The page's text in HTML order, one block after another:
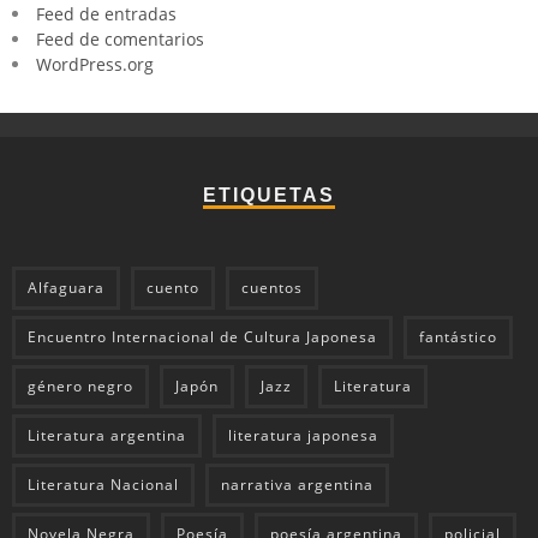
Feed de entradas
Feed de comentarios
WordPress.org
ETIQUETAS
Alfaguara cuento cuentos
Encuentro Internacional de Cultura Japonesa fantástico
género negro Japón Jazz Literatura
Literatura argentina literatura japonesa
Literatura Nacional narrativa argentina
Novela Negra Poesía poesía argentina policial